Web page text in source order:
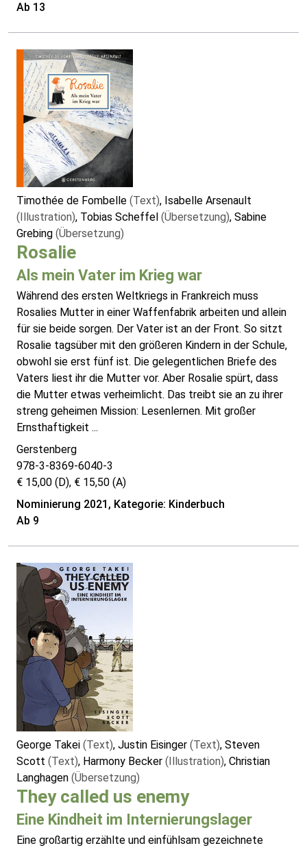
Ab 13
Timothée de Fombelle (Text), Isabelle Arsenault
(Illustration), Tobias Scheffel (Übersetzung), Sabine
Grebing (Übersetzung)
Rosalie
Als mein Vater im Krieg war
Während des ersten Weltkriegs in Frankreich muss
Rosalies Mutter in einer Waffenfabrik arbeiten und allein
für sie beide sorgen. Der Vater ist an der Front. So sitzt
Rosalie tagsüber mit den größeren Kindern in der Schule,
obwohl sie erst fünf ist. Die gelegentlichen Briefe des
Vaters liest ihr die Mutter vor. Aber Rosalie spürt, dass
die Mutter etwas verheimlicht. Das treibt sie an zu ihrer
streng geheimen Mission: Lesenlernen. Mit großer
Ernsthaftigkeit ...
Gerstenberg
978-3-8369-6040-3
€ 15,00 (D), € 15,50 (A)
Nominierung 2021, Kategorie: Kinderbuch
Ab 9
George Takei (Text), Justin Eisinger (Text), Steven
Scott (Text), Harmony Becker (Illustration), Christian
Langhagen (Übersetzung)
They called us enemy
Eine Kindheit im Internierungslager
Eine großartig erzählte und einfühlsam gezeichnete